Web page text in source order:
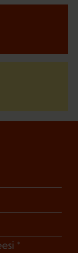
(Pakollinen)